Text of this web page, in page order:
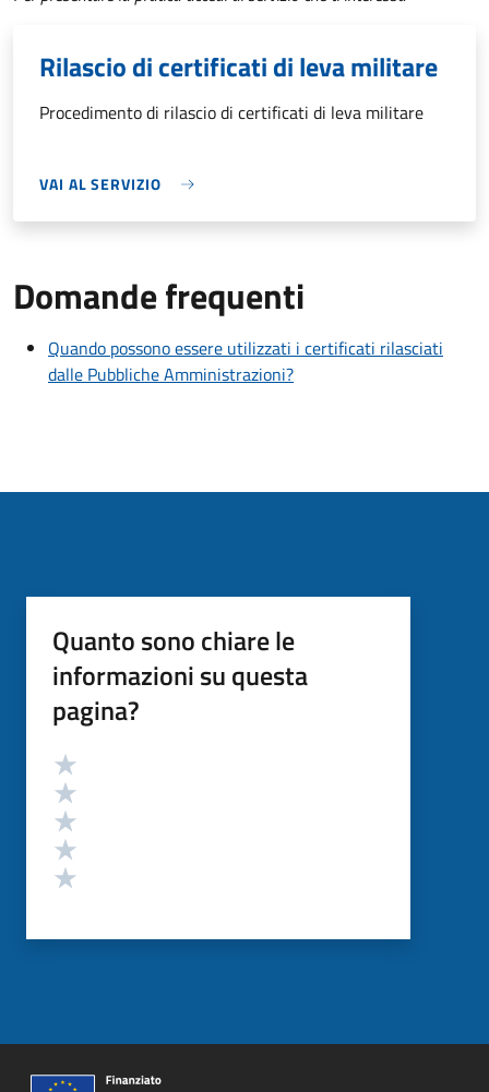
Rilascio di certificati di leva militare
Procedimento di rilascio di certificati di leva militare
VAI AL SERVIZIO
Domande frequenti
Quando possono essere utilizzati i certificati rilasciati
dalle Pubbliche Amministrazioni?
Quanto sono chiare le
informazioni su questa
pagina?
Valutazione